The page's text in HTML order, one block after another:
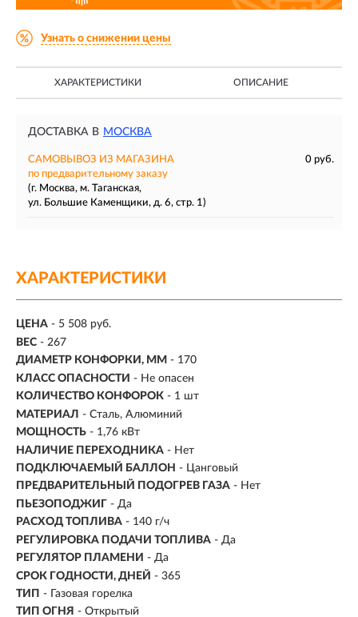
Узнать о снижении цены
ХАРАКТЕРИСТИКИ ОПИСАНИЕ
ДОСТАВКА В МОСКВА
САМОВЫВОЗ ИЗ МАГАЗИНА
0 руб.
по предварительному заказу
(г. Москва, м. Таганская,
ул. Большие Каменщики, д. 6, стр. 1)
ХАРАКТЕРИСТИКИ
ЦЕНА - 5 508 руб.
ВЕС - 267
ДИАМЕТР КОНФОРКИ, ММ - 170
КЛАСС ОПАСНОСТИ - Не опасен
КОЛИЧЕСТВО КОНФОРОК - 1 шт
МАТЕРИАЛ - Сталь, Алюминий
МОЩНОСТЬ - 1,76 кВт
НАЛИЧИЕ ПЕРЕХОДНИКА - Нет
ПОДКЛЮЧАЕМЫЙ БАЛЛОН - Цанговый
ПРЕДВАРИТЕЛЬНЫЙ ПОДОГРЕВ ГАЗА - Нет
ПЬЕЗОПОДЖИГ - Да
РАСХОД ТОПЛИВА - 140 г/ч
РЕГУЛИРОВКА ПОДАЧИ ТОПЛИВА - Да
РЕГУЛЯТОР ПЛАМЕНИ - Да
СРОК ГОДНОСТИ, ДНЕЙ - 365
ТИП - Газовая горелка
ТИП ОГНЯ - Открытый